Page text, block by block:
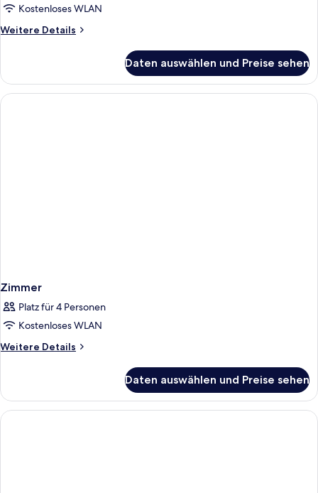
Kostenloses WLAN
Weitere Details
Weitere
Suite
Daten auswählen und Preise sehen
Zimmer
Platz für 4 Personen
Kostenloses WLAN
Weitere Details
Weitere
Daten auswählen und Preise sehen